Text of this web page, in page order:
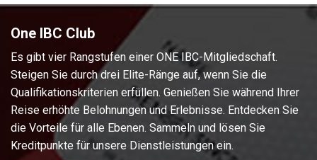
One IBC Club
Es gibt vier Rangstufen einer ONE IBC-Mitgliedschaft.
Steigen Sie durch drei Elite-Ränge auf, wenn Sie die
Qualifikationskriterien erfüllen. Genießen Sie während Ihrer
Reise erhöhte Belohnungen und Erlebnisse. Entdecken Sie
die Vorteile für alle Ebenen. Sammeln und lösen Sie
Kreditpunkte für unsere Dienstleistungen ein.